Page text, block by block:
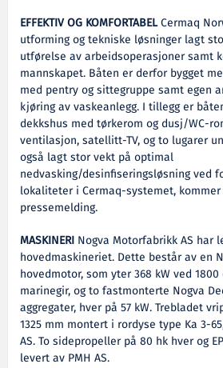
EFFEKTIV OG KOMFORTABELCermaq
utforming og tekniske løsninger lagt
utførelse av arbeidsoperasjoner samt
mannskapet. Båten er derfor bygget
med pentry og sittegruppe samt egen
kjøring av vaskeanlegg. I tillegg er
dekkshus med tørkerom og dusj/WC-
ventilasjon, satellitt-TV, og to lugarer
også lagt stor vekt på optimal
nedvasking/desinfiseringsløsning ved
lokaliteter i Cermaq-systemet,
pressemelding.
MASKINERI Nogva Motorfabrikk AS har
hovedmaskineriet. Dette består av en
hovedmotor, som yter 368 kW ved
marinegir, og to fastmonterte Nogva
aggregater, hver på 57 kW. Trebladet
1325 mm montert i rordyse type Ka 3-
AS. To sidepropeller på 80 hk hver og
levert av PMH AS.